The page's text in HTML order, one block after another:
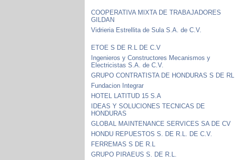
COOPERATIVA MIXTA DE TRABAJADORES
GILDAN
Vidrieria Estrellita de Sula S.A. de C.V.
ETOE S DE R.L DE C.V
Ingenieros y Constructores Mecanismos y
Electricistas S.A. de C.V.
GRUPO CONTRATISTA DE HONDURAS S DE RL
Fundacion Integrar
HOTEL LATITUD 15 S.A
IDEAS Y SOLUCIONES TECNICAS DE
HONDURAS
GLOBAL MAINTENANCE SERVICES SA DE CV
HONDU REPUESTOS S. DE R.L. DE C.V.
FERREMAS S DE R.L
GRUPO PIRAEUS S. DE R.L.